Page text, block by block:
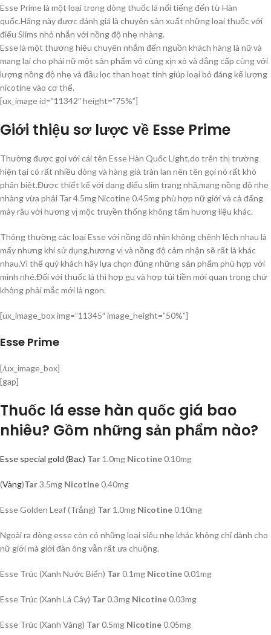
Esse Prime là một loại trong dòng thuốc lá nổi tiếng đến từ Hàn
quốc.Hãng này được đánh giá là chuyên sản xuất những loại thuốc với
điếu Slims nhỏ nhắn với nồng độ nhẹ nhàng.
Esse là một thương hiệu chuyên nhắm đến nguồn khách hàng là nữ và
mang lại cho phái nữ một sản phẩm vô cùng xịn xò và đẳng cấp cùng với
lượng nồng độ nhẹ và đầu lọc than hoạt tính giúp loại bỏ đáng kể lượng
nicotine vào cơ thể.
[ux_image id=”11342″ height=”75%”]
Giới thiệu sơ lược về Esse Prime
Thường được gọi với cái tên Esse Hàn Quốc Light,do trên thị trường
hiện tại có rất nhiều dòng và hàng giả tràn lan nên tên gọi nó rất khó
phân biệt.Được thiết kế với dạng điếu slim trang nhã,mang nồng độ nhẹ
nhàng vừa phải Tar 4.5mg Nicotine 0.45mg phù hợp nữ giới và cả đấng
mày râu với hương vị mộc truyền thống không tẩm hương liệu khác.
Thông thường các loại Esse với nồng độ nhìn không chênh lệch nhau là
mấy nhưng khi sử dụng,hương vị và nồng độ cảm nhận sẽ rất là khác
nhau.Vì thế quý khách hãy lựa chọn đúng những sản phẩm phù hợp với
mình nhé.Đối với thuốc lá thì hợp gu và hợp túi tiền mới quan trọng chứ
không phải mắc mới là ngon.
[ux_image_box img=”11345″ image_height=”50%”]
Esse Prime
[/ux_image_box]
[gap]
Thuốc lá esse hàn quốc giá bao
nhiêu? Gồm những sản phẩm nào?
Esse special gold (Bạc) Tar 1.0mg Nicotine0.10mg
(Vàng)Tar3.5mg Nicotine0.40mg
Esse Golden Leaf (Trắng) Tar 1.0mg Nicotine0.10mg
Ngoài ra dòng esse còn có những loại siêu nhẹ khác không chỉ dành cho
nữ giới mà giới đàn ông vẫn rất ưa chuộng.
Esse Trúc (Xanh Nước Biển) Tar0.1mg Nicotine0.01mg
Esse Trúc (Xanh Lá Cây) Tar0.3mg Nicotine0.03mg
Esse Trúc (Xanh Vàng) Tar0.5mg Nicotine0.05mg